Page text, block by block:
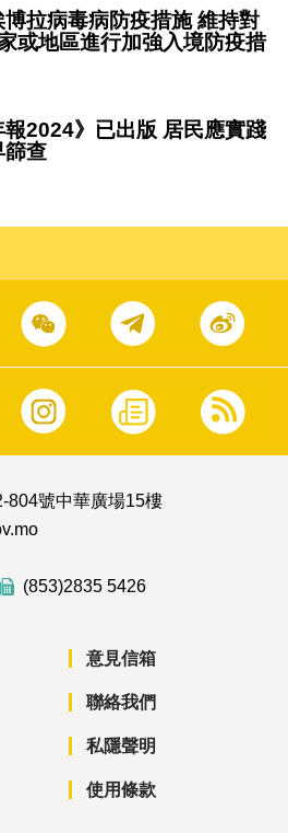
拉病毒病防疫措施 維持對
或地區進行加強入境防疫措
報2024》已出版 居民應實踐
篩查
804號中華廣場15樓
(853)2835 5426
意見信箱
聯絡我們
私隱聲明
使用條款